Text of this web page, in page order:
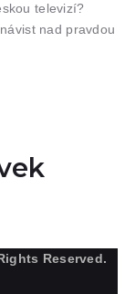
televizí?
nad pravdou
Reserved.